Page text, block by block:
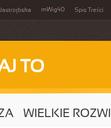
Jastrzębska mWig40 Spis Treści
TO
– WIELKIE